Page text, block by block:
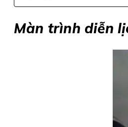
Màn trình diễn